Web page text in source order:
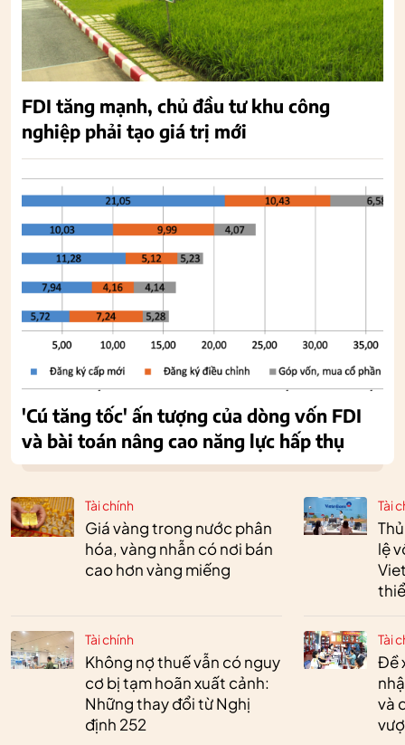
Tài chính
Giá vàng trong nước phân
hóa, vàng nhẫn có nơi bán
cao hơn vàng miếng
Tài chính
Không nợ thuế vẫn có nguy
cơ bị tạm hoãn xuất cảnh:
Những thay đổi từ Nghị
định 252
Tài
lệ
Tài
Đề
và
FDI tăng mạnh, chủ đầu tư khu công
nghiệp phải tạo giá trị mới
'Cú tăng tốc' ấn tượng của dòng vốn FDI
và bài toán nâng cao năng lực hấp thụ